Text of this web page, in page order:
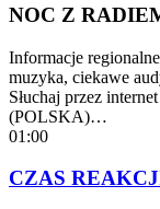
NOC Z
Informacje
muzyka, ciekawe
Słuchaj przez
(POLSKA)…
01:00
CZAS